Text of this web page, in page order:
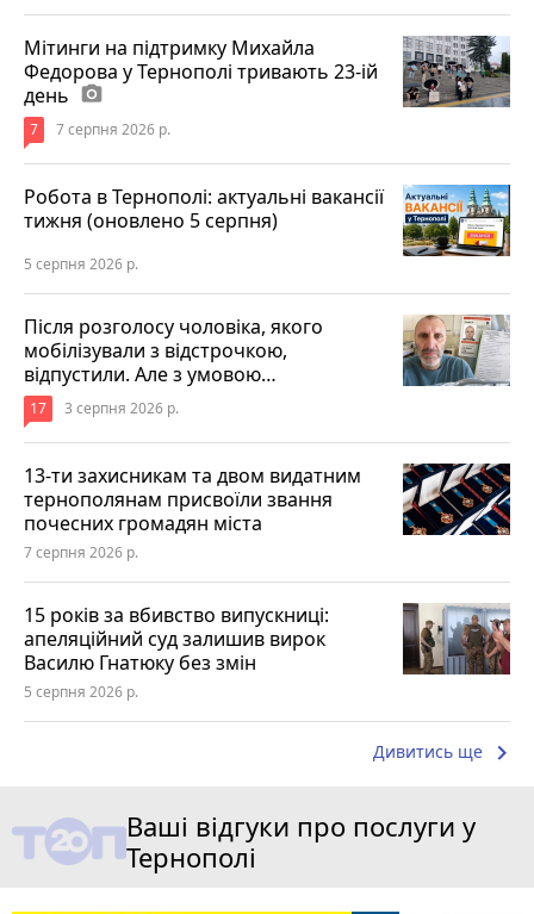
Мітинги на підтримку Михайла
Федорова у Тернополі тривають 23-ій
день photo_camera
7 7 серпня 2026 р.
Робота в Тернополі: актуальні вакансії
тижня (оновлено 5 серпня)
5 серпня 2026 р.
Після розголосу чоловіка, якого
мобілізували з відстрочкою,
відпустили. Але з умовою…
17 3 серпня 2026 р.
13-ти захисникам та двом видатним
тернополянам присвоїли звання
почесних громадян міста
7 серпня 2026 р.
15 років за вбивство випускниці:
апеляційний суд залишив вирок
Василю Гнатюку без змін
5 серпня 2026 р.
Дивитись ще keyboard_arrow_right
Ваші відгуки про послуги у
Тернополі